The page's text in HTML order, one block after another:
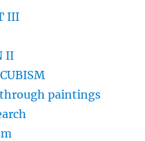
III
II
paintings